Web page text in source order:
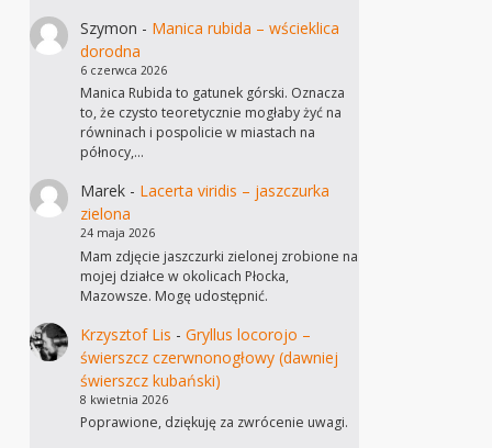
Szymon - Manica rubida – wścieklica
dorodna
6 czerwca 2026
Manica Rubida to gatunek górski. Oznacza
to, że czysto teoretycznie mogłaby żyć na
równinach i pospolicie w miastach na
północy,…
Marek- Lacerta viridis – jaszczurka
zielona
24 maja 2026
Mam zdjęcie jaszczurki zielonej zrobione na
mojej działce w okolicach Płocka,
Mazowsze. Mogę udostępnić.
Krzysztof Lis - Gryllus locorojo –
świerszcz czerwnonogłowy (dawniej
świerszcz kubański)
8 kwietnia 2026
Poprawione, dziękuję za zwrócenie uwagi.